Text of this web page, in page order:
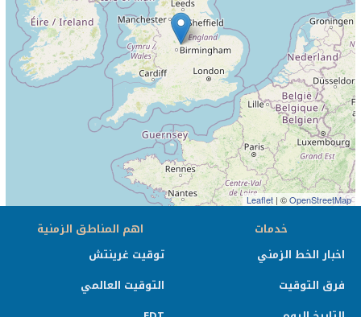
Leaflet | ©OpenStreetMap
خدمات
اخبار الخط الزمني
فرق التوقيت
اهم المناطق الزمنية
توقيت غرينتش
التوقيت العالمي